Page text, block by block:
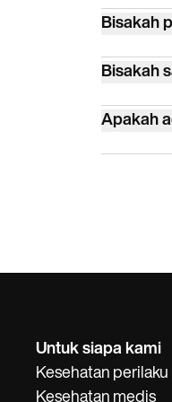
Ya.
perilaku,
Bisakah
Ya. Kirim
Bisakah
Ya. Impor
seperti
Apakah
Ya.
Untuk siapa kami
Kesehatan perilaku
Kesehatan medis